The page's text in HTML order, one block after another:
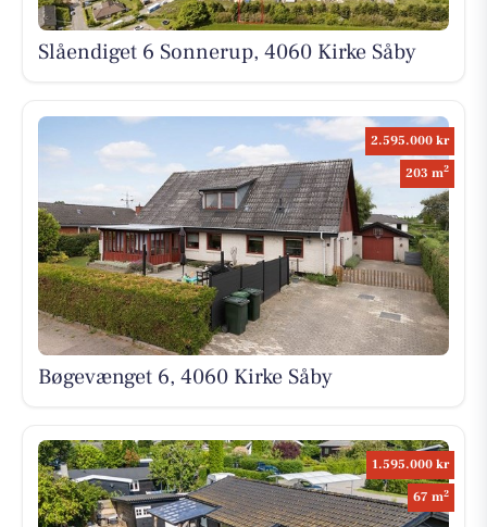
Slåendiget 6 Sonnerup, 4060 Kirke Såby
2.595.000 kr
203 m2
Bøgevænget 6, 4060 Kirke Såby
1.595.000 kr
67 m2